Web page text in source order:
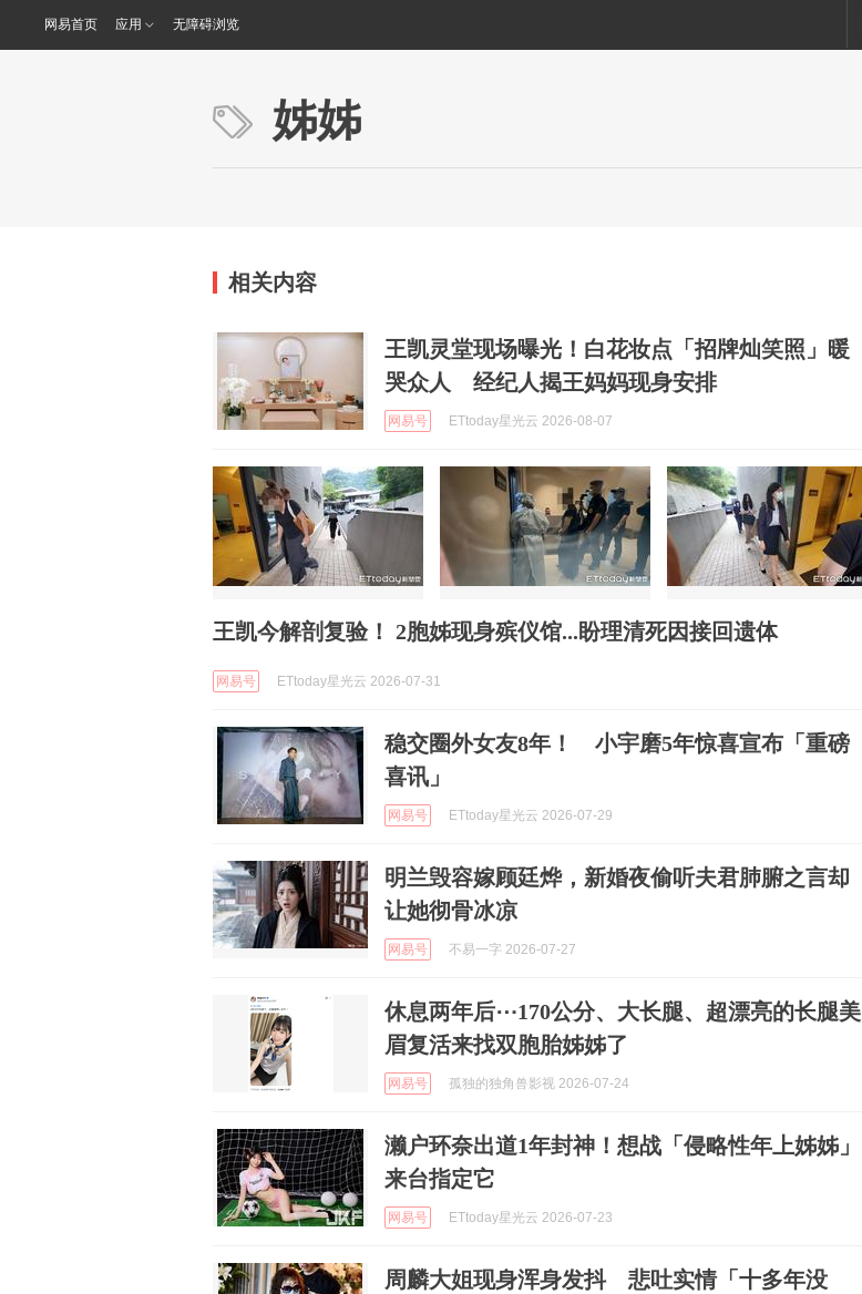
网易首页 应用 无障碍浏览
姊姊
相关内容
王凯灵堂现场曝光！白花妆点「招牌灿笑照」暖
哭众人 经纪人揭王妈妈现身安排
网易号 ETtoday星光云 2026-08-07
王凯今解剖复验！ 2胞姊现身殡仪馆...盼理清死因接回遗体
网易号 ETtoday星光云 2026-07-31
稳交圈外女友8年！ 小宇磨5年惊喜宣布「重磅
喜讯」
网易号 ETtoday星光云 2026-07-29
明兰毁容嫁顾廷烨，新婚夜偷听夫君肺腑之言却
让她彻骨冰凉
网易号 不易一字 2026-07-27
休息两年后⋯170公分、大长腿、超漂亮的长腿美
眉复活来找双胞胎姊姊了
网易号 孤独的独角兽影视 2026-07-24
濑户环奈出道1年封神！想战「侵略性年上姊姊」
来台指定它
网易号 ETtoday星光云 2026-07-23
周麟大姐现身浑身发抖 悲吐实情「十多年没